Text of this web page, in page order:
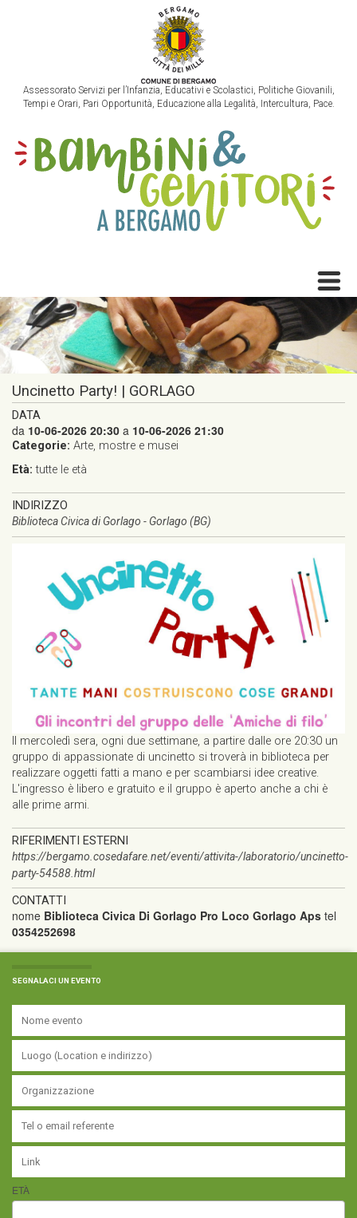
Assessorato Servizi per l’Infanzia, Educativi e Scolastici, Politiche Giovanili,
Tempi e Orari, Pari Opportunità, Educazione alla Legalità, Intercultura, Pace.
Uncinetto Party! | GORLAGO
DATA
da 10-06-2026 20:30 a 10-06-2026 21:30
Categorie: Arte, mostre e musei
Età: tutte le età
INDIRIZZO
Biblioteca Civica di Gorlago - Gorlago (BG)
Il mercoledì sera, ogni due settimane, a partire dalle ore 20:30 un
gruppo di appassionate di uncinetto si troverà in biblioteca per
realizzare oggetti fatti a mano e per scambiarsi idee creative.
L'ingresso è libero e gratuito e il gruppo è aperto anche a chi è
alle prime armi.
RIFERIMENTI ESTERNI
https://bergamo.cosedafare.net/eventi/attivita-/laboratorio/uncinetto-
party-54588.html
CONTATTI
nome Biblioteca Civica Di Gorlago Pro Loco Gorlago Aps tel
0354252698
SEGNALACI UN EVENTO
ETÀ